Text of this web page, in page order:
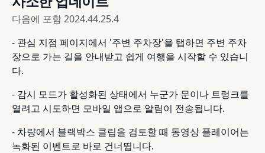
다음에 포함2024.44.25.4
- 관심 지점 페이지에서 '주변 주차장'을 탭하면 주변 주차
장으로 가는 길을 안내받고 쉽게 여행을 시작할 수 있습니
다.
- 감시 모드가 활성화된 상태에서 누군가 문이나 트렁크를
열려고 시도하면 모바일 앱으로 알림이 전송됩니다.
- 차량에서 블랙박스 클립을 검토할 때 동영상 플레이어는
녹화된 이벤트로 바로 건너뜁니다.